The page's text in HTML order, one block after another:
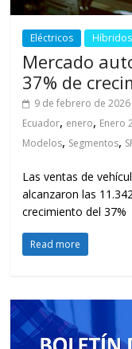
Eléctricos Híbridos
Mercado
37% de
9 de febrero de 2026
Ecuador, enero, Enero
Modelos, Segmentos,
Las ventas de
alcanzaron las
crecimiento del 37%
Read more